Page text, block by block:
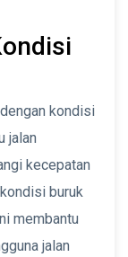
kondisi
jalan
kecepatan
buruk
membantu
jalan